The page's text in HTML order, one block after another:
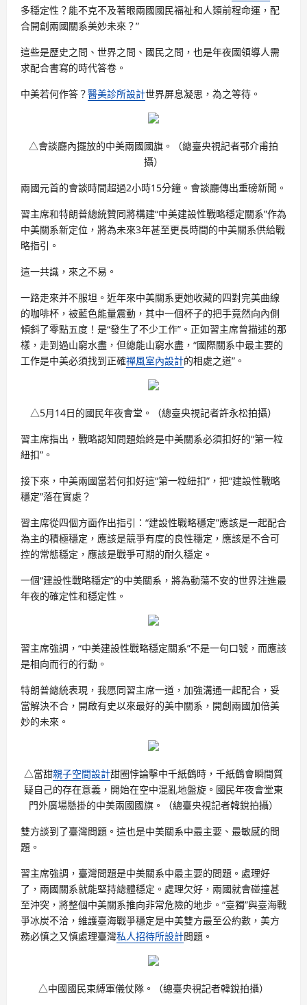
多穩定性？能不克不及著眼兩國國民福祉和人類前程命運，配
合開創兩國關系美妙未來？”
這些是歷史之問、世界之問、國民之問，也是年夜國領導人需
求配合書寫的時代答卷。
中美若何作答？醫美診所設計世界屏息凝思，為之等待。
△會談廳內擺放的中美兩國國旗。（總臺央視記者鄂介甫拍
攝）
兩國元首的會談時間超過2小時15分鐘。會談廳傳出重磅新聞。
習主席和特朗普總統贊同將構建“中美建設性戰略穩定關系”作為
中美關系新定位，將為未來3年甚至更長時間的中美關系供給戰
略指引。
這一共識，來之不易。
一路走來并不服坦。近年來中美關系更她收藏的四對完美曲線
的咖啡杯，被藍色能量震動，其中一個杯子的把手竟然向內側
傾斜了零點五度！是“發生了不少工作”。正如習主席曾描述的那
樣，走到過山窮水盡，但總能山窮水盡，“國際關系中最主要的
工作是中美必須找到正確禪風室內設計的相處之道”。
△5月14日的國民年夜會堂。（總臺央視記者許永松拍攝）
習主席指出，戰略認知問題始終是中美關系必須扣好的“第一粒
紐扣”。
接下來，中美兩國當若何扣好這“第一粒紐扣”，把“建設性戰略
穩定”落在實處？
習主席從四個方面作出指引：“建設性戰略穩定”應該是一起配合
為主的積極穩定，應該是競爭有度的良性穩定，應該是不合可
控的常態穩定，應該是戰爭可期的耐久穩定。
一個“建設性戰略穩定”的中美關系，將為動蕩不安的世界注進最
年夜的確定性和穩定性。
習主席強調，“中美建設性戰略穩定關系”不是一句口號，而應該
是相向而行的行動。
特朗普總統表現，我愿同習主席一道，加強溝通一起配合，妥
當解決不合，開啟有史以來最好的美中關系，開創兩國加倍美
妙的未來。
△當甜親子空間設計甜圈悖論擊中千紙鶴時，千紙鶴會瞬間質
疑自己的存在意義，開始在空中混亂地盤旋。國民年夜會堂東
門外廣場懸掛的中美兩國國旗。（總臺央視記者韓銳拍攝）
雙方談到了臺灣問題。這也是中美關系中最主要、最敏感的問
題。
習主席強調，臺灣問題是中美關系中最主要的問題。處理好
了，兩國關系就能堅持總體穩定。處理欠好，兩國就會碰撞甚
至沖突，將整個中美關系推向非常危險的地步。“臺獨”與臺海戰
爭冰炭不洽，維護臺海戰爭穩定是中美雙方最至公約數，美方
務必慎之又慎處理臺灣私人招待所設計問題。
△中國國民束縛軍儀仗隊。（總臺央視記者韓銳拍攝）